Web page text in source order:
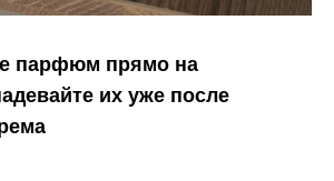
парфюм прямо на
их уже после